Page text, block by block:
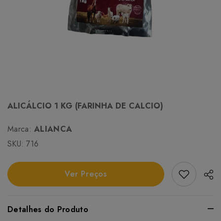
ALICÁLCIO 1 KG (FARINHA DE CALCIO)
Marca: ALIANCA
SKU: 716
Ver Preços Add
Detalhes do Produto